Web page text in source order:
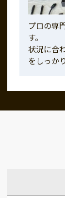
プロの専
す。
状況に合
をしっか